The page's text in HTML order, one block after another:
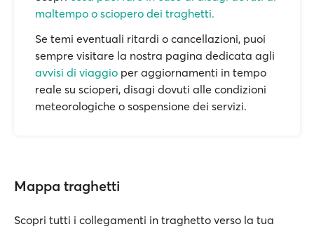
maltempo o sciopero dei traghetti.
Se temi eventuali ritardi o cancellazioni, puoi
sempre visitare la nostra pagina dedicata agli
avvisi di viaggio per aggiornamenti in tempo
reale su scioperi, disagi dovuti alle condizioni
meteorologiche o sospensione dei servizi.
Mappa traghetti
Scopri tutti i collegamenti in traghetto verso la tua